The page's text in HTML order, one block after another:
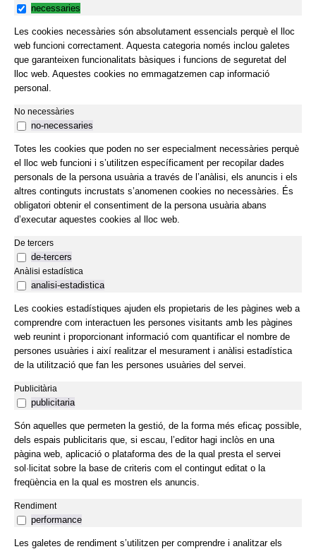
necessaries
Les cookies necessàries són absolutament essencials perquè el lloc
web funcioni correctament. Aquesta categoria només inclou galetes
que garanteixen funcionalitats bàsiques i funcions de seguretat del
lloc web. Aquestes cookies no emmagatzemen cap informació
personal.
No necessàries
no-necessaries
Totes les cookies que poden no ser especialment necessàries perquè
el lloc web funcioni i s’utilitzen específicament per recopilar dades
personals de la persona usuària a través de l’anàlisi, els anuncis i els
altres continguts incrustats s’anomenen cookies no necessàries. És
obligatori obtenir el consentiment de la persona usuària abans
d’executar aquestes cookies al lloc web.
De tercers
de-tercers
Anàlisi estadística
analisi-estadistica
Les cookies estadístiques ajuden els propietaris de les pàgines web a
comprendre com interactuen les persones visitants amb les pàgines
web reunint i proporcionant informació com quantificar el nombre de
persones usuàries i així realitzar el mesurament i anàlisi estadística
de la utilització que fan les persones usuàries del servei.
Publicitària
publicitaria
Són aquelles que permeten la gestió, de la forma més eficaç possible,
dels espais publicitaris que, si escau, l’editor hagi inclòs en una
pàgina web, aplicació o plataforma des de la qual presta el servei
sol·licitat sobre la base de criteris com el contingut editat o la
freqüència en la qual es mostren els anuncis.
Rendiment
performance
Les galetes de rendiment s’utilitzen per comprendre i analitzar els